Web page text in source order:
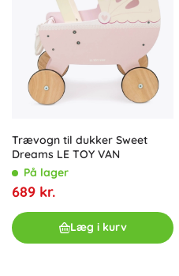
Trævogn til dukker Sweet
Dreams LE TOY VAN
På lager
689 kr.
Læg i kurv